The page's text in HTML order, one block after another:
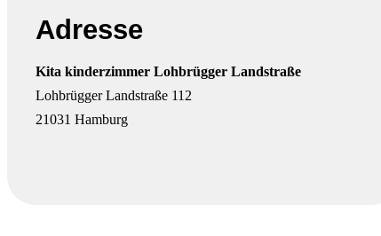
Adresse
Kita kinderzimmer Lohbrügger Landstraße
Lohbrügger Landstraße 112
21031 Hamburg